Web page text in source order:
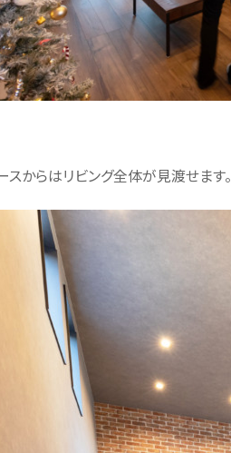
スからはリビング全体が見渡せます。